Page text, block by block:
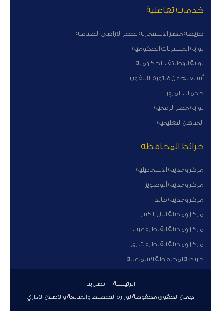
خدمات تفاعلية
خريطة مصر الاستثمارية لحجز الاراضى الصناعية
بوابة المشتريات الحكومية
بوابة الوظائف الحكومية
أستعلم عن فاتورة التليفون
خدمات المرور
بوابة مصر الرقمية
المناهج التعليمية
خرائط المحافظة
مركز ومدينة الاسماعيلية
مركز ومدينة أبوصوير
مركز ومدينة فايد
مركز ومدينة التل الكبير
مركز ومدينة القنطرة غرب
مركز ومدينة القنطرة شرق
خريطة لمحافظة لاسماعلية
الرئيسية
اتصل بنا
جميع الحقوق محفوظة لوزارة التخطيط والمتابعة والإصلاح الإداري